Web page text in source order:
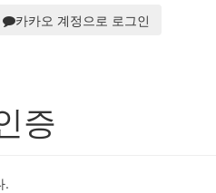
카카오 계정으로 로그인
증
.